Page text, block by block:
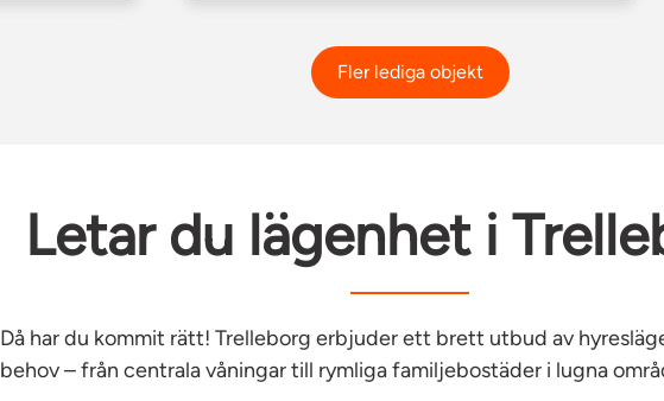
Fler lediga objekt
Letar du lägenhet i
Då har du kommit rätt! Trelleborg erbjuder ett brett utbud av
behov – från centrala våningar till rymliga familjebostäder i lugna